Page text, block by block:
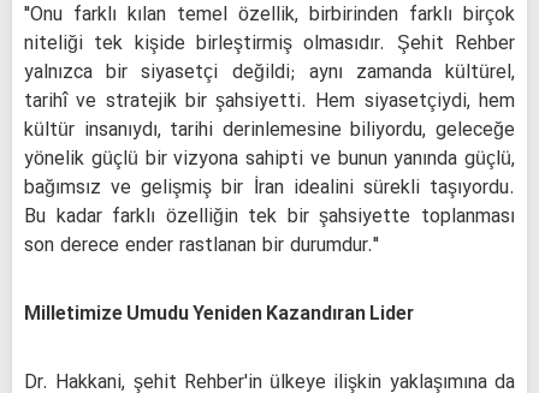
"Onu farklı kılan temel özellik, birbirinden farklı birçok
niteliği tek kişide birleştirmiş olmasıdır. Şehit Rehber
yalnızca bir siyasetçi değildi; aynı zamanda kültürel,
tarihî ve stratejik bir şahsiyetti. Hem siyasetçiydi, hem
kültür insanıydı, tarihi derinlemesine biliyordu, geleceğe
yönelik güçlü bir vizyona sahipti ve bunun yanında güçlü,
bağımsız ve gelişmiş bir İran idealini sürekli taşıyordu.
Bu kadar farklı özelliğin tek bir şahsiyette toplanması
son derece ender rastlanan bir durumdur."
Milletimize Umudu Yeniden Kazandıran Lider
Dr. Hakkani, şehit Rehber'in ülkeye ilişkin yaklaşımına da